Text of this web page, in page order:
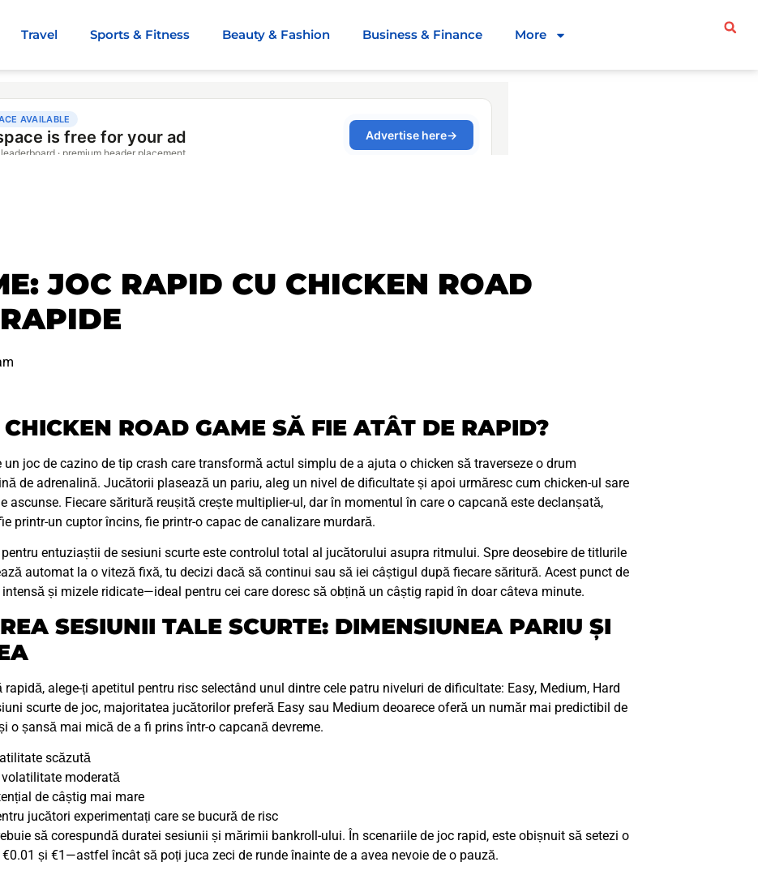
Travel Sports & Fitness Beauty & Fashion Business & Finance More
JOC RAPID CU CHICKEN ROAD
CHICKEN ROAD GAME SĂ FIE ATÂT DE RAPID?
un joc de cazino de tip crash care transformă actul simplu de a ajuta o chicken să traverseze o drum
de adrenalină. Jucătorii plasează un pariu, aleg un nivel de dificultate și apoi urmăresc cum chicken-ul sare
ascunse. Fiecare săritură reușită crește multiplier-ul, dar în momentul în care o capcană este declanșată,
printr-un cuptor încins, fie printr-o capac de canalizare murdară.
entuziaștii de sesiuni scurte este controlul total al jucătorului asupra ritmului. Spre deosebire de titlurile
automat la o viteză fixă, tu decizi dacă să continui sau să iei câștigul după fiecare săritură. Acest punct de
și mizele ridicate—ideal pentru cei care doresc să obțină un câștig rapid în doar câteva minute.
SESIUNII TALE SCURTE: DIMENSIUNEA PARIU ȘI
rapidă, alege-ți apetitul pentru risc selectând unul dintre cele patru niveluri de dificultate: Easy, Medium, Hard
scurte de joc, majoritatea jucătorilor preferă Easy sau Medium deoarece oferă un număr mai predictibil de
o șansă mai mică de a fi prins într-o capcană devreme.
scăzută
moderată
de câștig mai mare
jucători experimentați care se bucură de risc
să corespundă duratei sesiunii și mărimii bankroll-ului. În scenariile de joc rapid, este obișnuit să setezi o
și €1—astfel încât să poți juca zeci de runde înainte de a avea nevoie de o pauză.